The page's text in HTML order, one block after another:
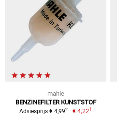
mahle
BENZINEFILTER KUNSTSTOF
Adviesprijs € 4,992 € 4,221